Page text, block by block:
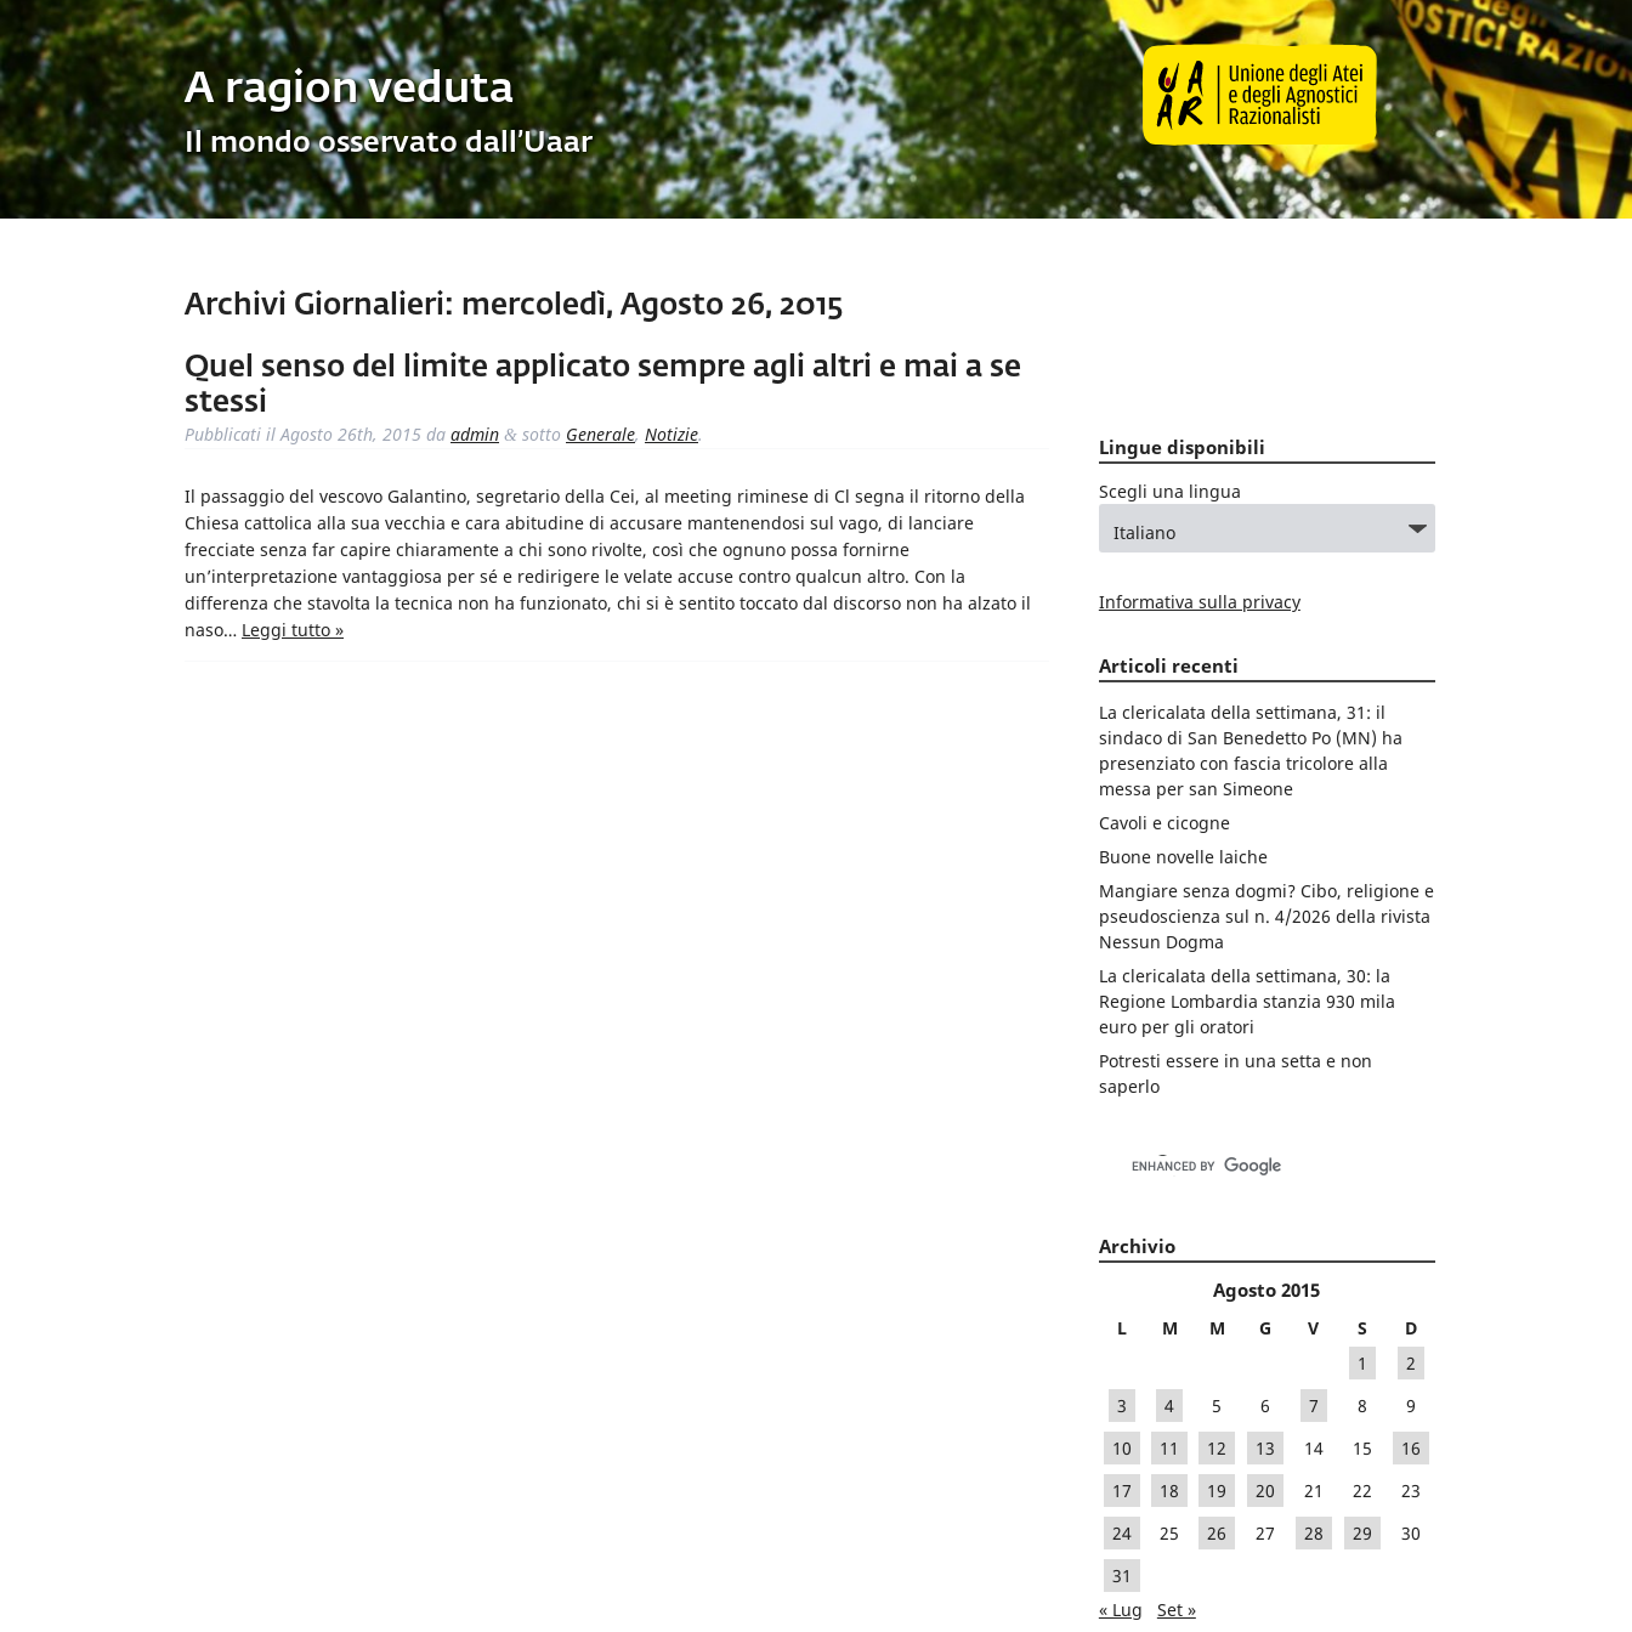
A ragion veduta
Il mondo osservato dall’Uaar
Archivi Giornalieri: mercoledì, Agosto 26, 2015
Quel senso del limite applicato sempre agli altri e mai a se
stessi
Pubblicati il Agosto 26th, 2015 da admin & sotto Generale, Notizie.
Il passaggio del vescovo Galantino, segretario della Cei, al meeting riminese di Cl segna il ritorno della
Chiesa cattolica alla sua vecchia e cara abitudine di accusare mantenendosi sul vago, di lanciare
frecciate senza far capire chiaramente a chi sono rivolte, così che ognuno possa fornirne
un’interpretazione vantaggiosa per sé e redirigere le velate accuse contro qualcun altro. Con la
differenza che stavolta la tecnica non ha funzionato, chi si è sentito toccato dal discorso non ha alzato il
naso… Leggi tutto »
Lingue disponibili
Scegli una lingua
Informativa sulla privacy
Articoli recenti
La clericalata della settimana, 31: il
sindaco di San Benedetto Po (MN) ha
presenziato con fascia tricolore alla
messa per san Simeone
Cavoli e cicogne
Buone novelle laiche
Mangiare senza dogmi? Cibo, religione e
pseudoscienza sul n. 4/2026 della rivista
Nessun Dogma
La clericalata della settimana, 30: la
Regione Lombardia stanzia 930 mila
euro per gli oratori
Potresti essere in una setta e non
saperlo
Archivio
Agosto 2015
L M M G V S
D
1
2
3
4 5 6 7 8
9
10
11 12 13 14 15
16
17
18 19 20 21 22
23
24
25 26 27 28 29
30
31
« Lug
Set »